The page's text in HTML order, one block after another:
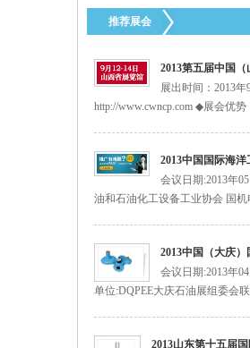
推荐展会
2013第五届中国
展出时间：2013
http://www.cwncp.com ◆展会优
2013中国国际海
会议日期:2013年
油和石油化工设备工业协会 国
2013中国（大庆
会议日期:2013年
单位:DQPEE大庆石油展组委会
2013山东第十五届